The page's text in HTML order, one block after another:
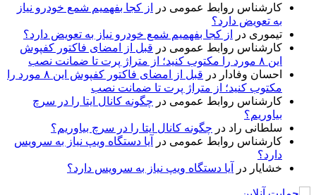
کارشناس روابط عمومی در
از کجا بفهمیم شمع خودرو نیاز
به تعویض دارد؟
تیموری در
از کجا بفهمیم شمع خودرو نیاز به تعویض دارد؟
کارشناس روابط عمومی در قبل از امضای فاکتور کفپوش
این ۸ مورد را مکتوب کنید؛ از متراژ پرت تا ضمانت نصب
احسان وفادار در
قبل از امضای فاکتور کفپوش این ۸ مورد را
مکتوب کنید؛ از متراژ پرت تا ضمانت نصب
کارشناس روابط عمومی در چگونه کانال ایتا را در سرچ
بیاوریم؟
سلطانی راد در چگونه کانال ایتا را در سرچ بیاوریم؟
کارشناس روابط عمومی در
آیا دستگاه ویپ نیاز به سرویس
دارد؟
خشایار در آیا دستگاه ویپ نیاز به سرویس دارد؟